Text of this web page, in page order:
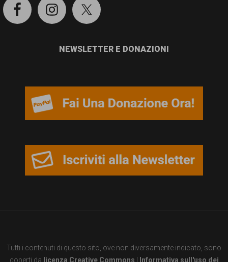
NEWSLETTER E DONAZIONI
Tutti i contenuti di questo sito, ove non diversamente indicato, sono
coperti da licenza Creative Commons Informativa sull'uso dei